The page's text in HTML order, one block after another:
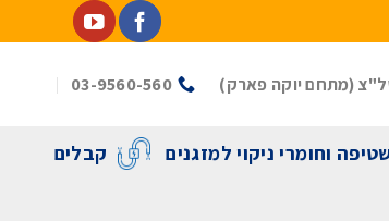
03-9560-560
וחומרי ניקוי למזגנים קבלים